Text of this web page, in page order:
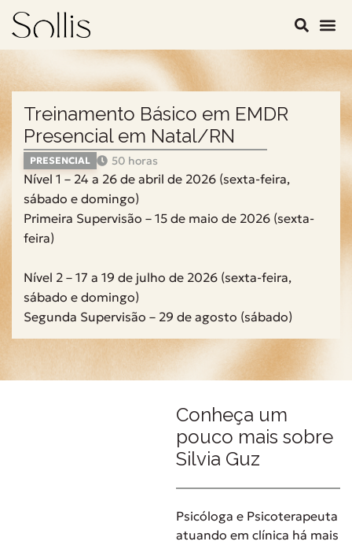
Treinamento Básico em EMDR
Presencial em Natal/RN
PRESENCIAL 50 horas
Nível 1 – 24 a 26 de abril de 2026 (sexta-feira,
sábado e domingo)
Primeira Supervisão – 15 de maio de 2026 (sexta-
feira)
Nível 2 – 17 a 19 de julho de 2026 (sexta-feira,
sábado e domingo)
Segunda Supervisão – 29 de agosto (sábado)
Conheça um
pouco mais sobre
Silvia Guz
Psicóloga e Psicoterapeuta
atuando em clínica há mais